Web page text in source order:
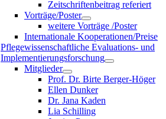
Zeitschriftenbeitrag referiert
Vorträge/Poster
weitere Vorträge /Poster
Internationale Kooperationen/Preise
Pflegewissenschaftliche Evaluations- und
Implementierungsforschung
Mitglieder
Prof. Dr. Birte Berger-Höger
Ellen Dunker
Dr. Jana Kaden
Lia Schilling